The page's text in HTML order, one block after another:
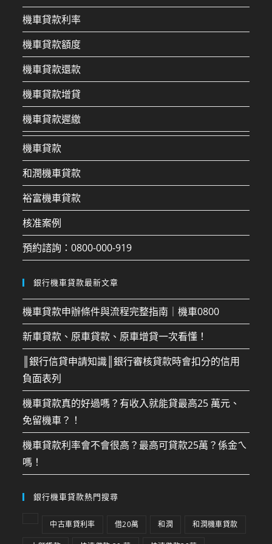
機車貸款利率
機車貸款額度
機車貸款還款
機車貸款增貸
機車貸款遲繳
機車貸款
和潤機車貸款
裕富機車貸款
核准案例
預約諮詢：0800-000-919
銀行機車貸款最新文章
機車貸款申辦條件與流程完整指南｜機車0800
新車貸款、原車貸款、原車增貸一次看懂！
║銀行信貸申請知識║銀行審核貸款時會扣分的信用
負面表列
機車貸款真的好過嗎？有收入就能貸最高25 萬元、
免留機車？！
機車貸款利率會不會很高？最高可貸款25萬？係金ㄟ
嗎！
銀行機車貸款熱門搜尋
中古車貸利率 借20萬 和潤 和潤機車貸款